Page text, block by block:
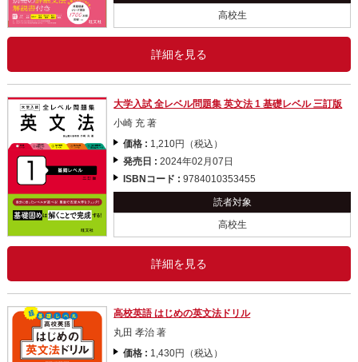
高校生
詳細を見る
大学入試 全レベル問題集 英文法 1 基礎レベル 三訂版
小崎 充 著
価格 : 1,210円（税込）
発売日 :2024年02月07日
ISBNコード :9784010353455
読者対象
高校生
詳細を見る
高校英語 はじめの英文法ドリル
丸田 孝治 著
価格 : 1,430円（税込）